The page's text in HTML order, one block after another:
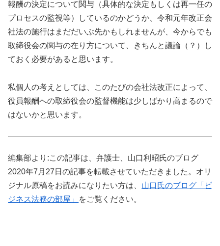
報酬の決定について関与（具体的な決定もしくは再一任の
プロセスの監視等）しているのかどうか、令和元年改正会
社法の施行はまだだいぶ先かもしれませんが、今からでも
取締役会の関与の在り方について、きちんと議論（？）し
ておく必要があると思います。
私個人の考えとしては、このたびの会社法改正によって、
役員報酬への取締役会の監督機能は少しばかり高まるので
はないかと思います。
編集部より:この記事は、弁護士、山口利昭氏のブログ
2020年7月27日の記事を転載させていただきました。オリ
ジナル原稿をお読みになりたい方は、 山口氏のブログ「ビ
ジネス法務の部屋」
をご覧ください。